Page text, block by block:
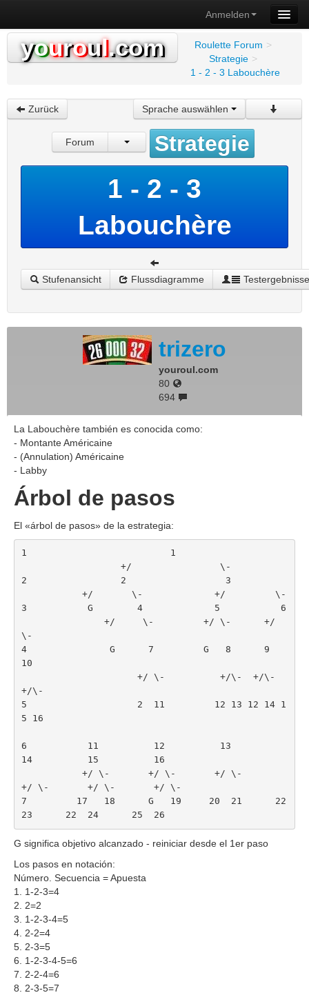
Anmelden
youroul.com Roulette Forum >
Strategie >
1 - 2 - 3 Labouchère
Zurück Sprache auswählen
Forum Strategie
1 - 2 - 3
Labouchère
Stufenansicht Flussdiagramme Testergebnisse
trizero
youroul.com
80
694
La Labouchère también es conocida como:
- Montante Américaine
- (Annulation) Américaine
- Labby
Árbol de pasos
El «árbol de pasos» de la estrategia:
1                          1
                  +/                \-
2                 2                  3
           +/       \-             +/         \-
3           G        4             5           6
\-
4               G      7         G   8      9
10
+/\-
5                    2  11         12 13 12 14 1
5 16
6           11          12          13
14          15          16
+/ \-       +/ \-       +/ \-
7         17   18      G   19     20  21      22
23      22  24      25  26
G significa objetivo alcanzado - reiniciar desde el 1er paso
Los pasos en notación:
Número. Secuencia = Apuesta
1. 1-2-3=4
2. 2=2
3. 1-2-3-4=5
4. 2-2=4
5. 2-3=5
6. 1-2-3-4-5=6
7. 2-2-4=6
8. 2-3-5=7